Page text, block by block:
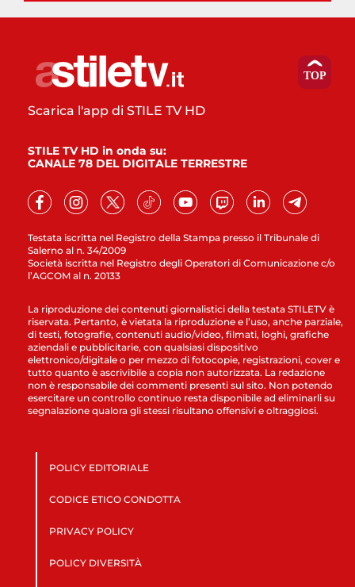
Testata iscritta nel Registro della Stampa presso il Tribunale di
Salerno al n. 34/2009
Società iscritta nel Registro degli Operatori di Comunicazione c/o
l’AGCOM al n. 20133
Scarica l'app di STILE TV HD
STILE TV HD in onda su:
CANALE 78 DEL DIGITALE TERRESTRE
La riproduzione dei contenuti giornalistici della testata STILETV è
riservata. Pertanto, è vietata la riproduzione e l’uso, anche parziale,
di testi, fotografie, contenuti audio/video, filmati, loghi, grafiche
aziendali e pubblicitarie, con qualsiasi dispositivo
elettronico/digitale o per mezzo di fotocopie, registrazioni, cover e
tutto quanto è ascrivibile a copia non autorizzata. La redazione
non è responsabile dei commenti presenti sul sito. Non potendo
esercitare un controllo continuo resta disponibile ad eliminarli su
segnalazione qualora gli stessi risultano offensivi e oltraggiosi.
POLICY EDITORIALE
CODICE ETICO CONDOTTA
PRIVACY POLICY
POLICY DIVERSITÀ